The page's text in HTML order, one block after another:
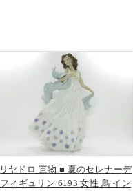
リヤドロ 置物 ■ 夏のセレナーデ
フィギュリン 6193 女性 鳥 イン